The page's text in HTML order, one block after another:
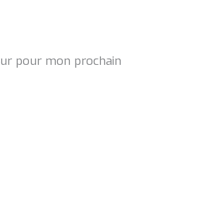
pour mon prochain